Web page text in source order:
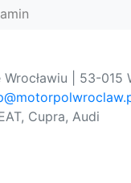
| 53-015
Cupra, Audi